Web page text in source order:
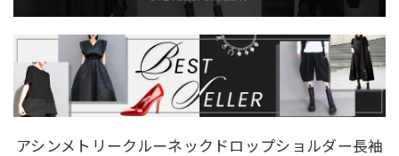
アシンメトリークルーネックドロップショルダー長袖